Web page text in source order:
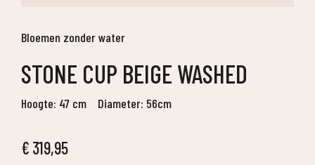
Bloemen zonder water
STONE CUP BEIGE WASHED
Hoogte: 47 cm Diameter: 56cm
€ 319,95